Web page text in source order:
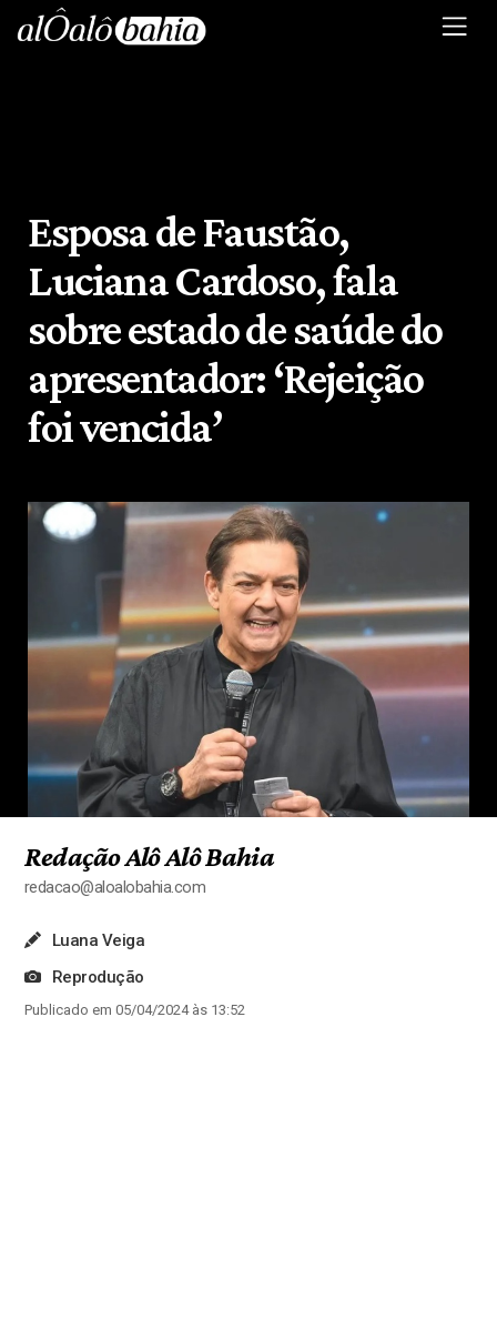
Esposa de Faustão,
Luciana Cardoso, fala
sobre estado de saúde do
apresentador: ‘Rejeição
foi vencida’
Redação Alô Alô Bahia
redacao@aloalobahia.com
Luana Veiga
Reprodução
Publicado em 05/04/2024 às 13:52